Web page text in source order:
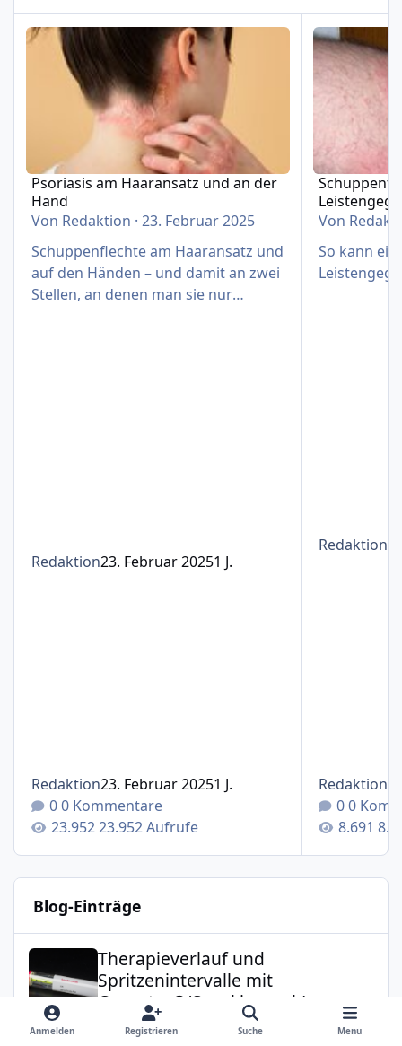
Psoriasis am Haaransatz und an der Hand
Psoriasis am Haaransatz und an der
Hand
Von Redaktion ·23. Februar 2025
Schuppenflechte am Haaransatz und
auf den Händen – und damit an zwei
Stellen, an denen man sie nur
Redaktion23. Februar 20251 J.
Redaktion23. Februar 20251 J.
0 Kommentare
23.952 Aufrufe
Von
So kann
Redaktion
Redaktion
0
Blog-Einträge
Therapieverlauf und Spritzenintervalle mit
Therapieverlauf und
Spritzenintervalle mit
Cosentyx®(Secukinumab) vom
13.03.2017 bis Dez. 2021
Anmelden Registrieren Suche Menu